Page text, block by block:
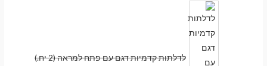
לדלתות קדמיות דגם עם פתח למראה (2 יח.)